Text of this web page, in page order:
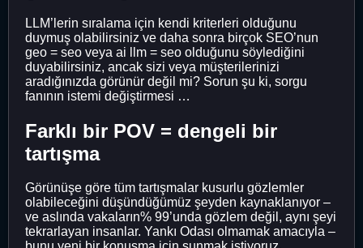
LLM’lerin sıralama için kendi kriterleri olduğunu
duymuş olabilirsiniz ve daha sonra birçok SEO’nun
geo = seo veya ai llm = seo olduğunu söylediğini
duyabilirsiniz, ancak sizi veya müşterilerinizi
aradığınızda görünür değil mi? Sorun şu ki, sorgu
fanının istemi değiştirmesi …
Farklı bir POV = dengeli bir
tartışma
Görünüşe göre tüm tartışmalar kusurlu gözlemler
olabileceğini düşündüğümüz şeyden kaynaklanıyor –
ve aslında vakaların% 99’unda gözlem değil, aynı şeyi
tekrarlayan insanlar. Yankı Odası olmamak amacıyla –